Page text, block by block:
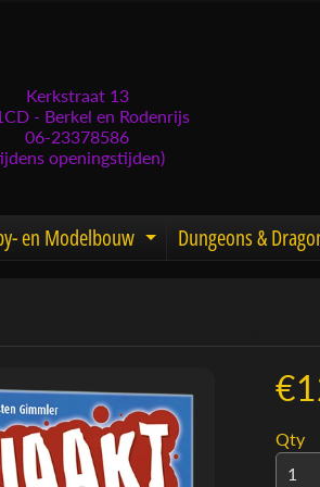
Kerkstraat 13
- Berkel en Rodenrijs
06-23378586
openingstijden)
child menu
en Modelbouw Expand child
Dungeons &
Qty